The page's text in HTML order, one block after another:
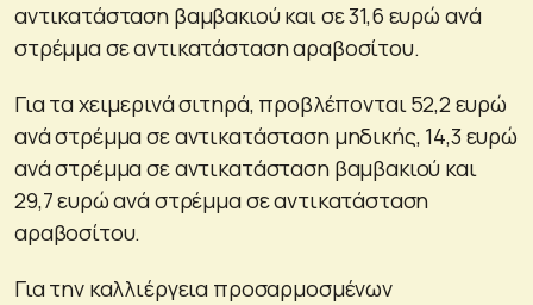
αντικατάσταση βαμβακιού και σε 31,6 ευρώ ανά
στρέμμα σε αντικατάσταση αραβοσίτου.
Για τα χειμερινά σιτηρά, προβλέπονται 52,2 ευρώ
ανά στρέμμα σε αντικατάσταση μηδικής, 14,3 ευρώ
ανά στρέμμα σε αντικατάσταση βαμβακιού και
29,7 ευρώ ανά στρέμμα σε αντικατάσταση
αραβοσίτου.
Για την καλλιέργεια προσαρμοσμένων